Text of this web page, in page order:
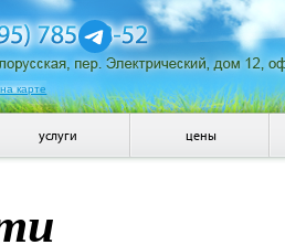
карте
услуги цены